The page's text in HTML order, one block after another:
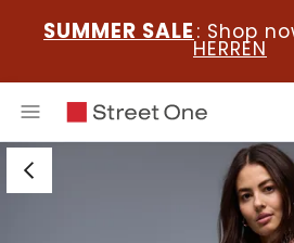
SUMMER SALE : Shop
HERREN